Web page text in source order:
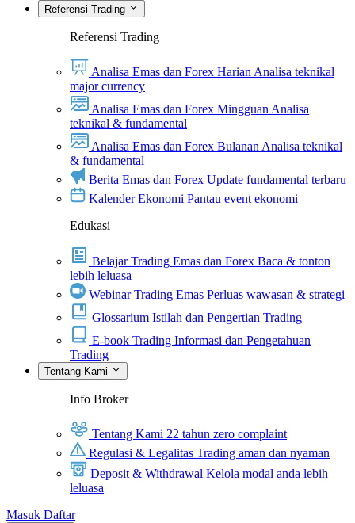
Referensi Trading
Referensi Trading
Analisa Emas dan Forex Harian Analisa teknikal
major currency
Analisa Emas dan Forex Mingguan Analisa
teknikal & fundamental
Analisa Emas dan Forex Bulanan Analisa teknikal
& fundamental
Berita Emas dan Forex Update fundamental terbaru
Kalender Ekonomi Pantau event ekonomi
Edukasi
Belajar Trading Emas dan Forex Baca & tonton
lebih leluasa
Webinar Trading Emas Perluas wawasan & strategi
Glossarium Istilah dan Pengertian Trading
E-book Trading Informasi dan Pengetahuan
Trading
Tentang Kami
Info Broker
Tentang Kami 22 tahun zero complaint
Regulasi & Legalitas Trading aman dan nyaman
Deposit & Withdrawal Kelola modal anda lebih
leluasa
Masuk Daftar